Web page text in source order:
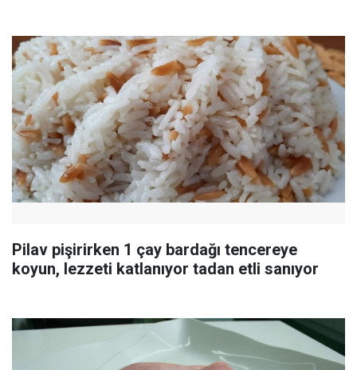
Pilav pişirirken 1 çay bardağı tencereye
koyun, lezzeti katlanıyor tadan etli sanıyor